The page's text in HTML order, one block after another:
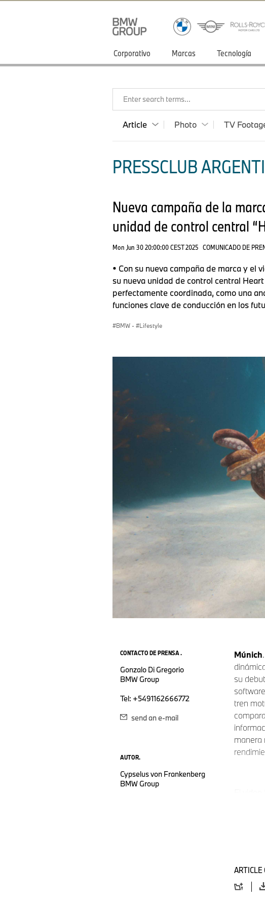
Corporativo Marcas Tecnología
Enter search terms...
Article Photo TV
PRESSCLUB
Nueva campaña de la
unidad de control central
Mon Jun 30 20:00:00 CEST 2025 COMUNICADO DE
• Con su nueva campaña de marca y el
su nueva unidad de control central
perfectamente coordinada, como una
funciones clave de conducción en los
BMW · Lifestyle
CONTACTO DE PRENSA .
Gonzalo Di Gregorio
BMW Group
Tel: +5491162666772
send an e-mail
AUTOR.
Cypselus von Frankenberg
BMW Group
Múnich
su
tren
manera
mueve
ARTICLE